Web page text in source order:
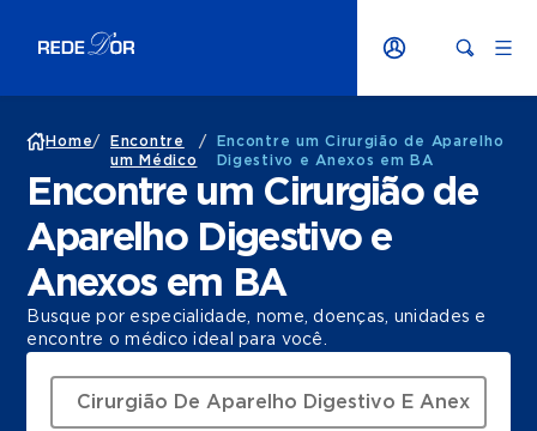
Home/
Encontre
um Médico
/
Encontre um Cirurgião de Aparelho
Digestivo e Anexos em BA
Encontre um Cirurgião de
Aparelho Digestivo e
Anexos em BA
Busque por especialidade, nome, doenças, unidades e
encontre o médico ideal para você.